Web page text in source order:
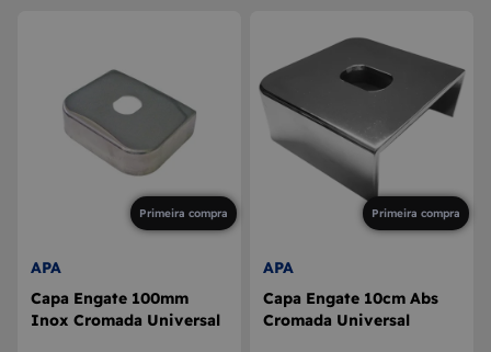
Primeira compra
APA
Capa Engate 100mm
Inox Cromada Universal
Primeira compra
APA
Capa Engate 10cm Abs
Cromada Universal